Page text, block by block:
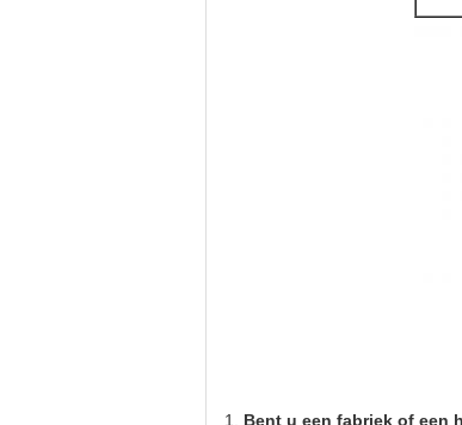
1. Bent u een fabriek of een